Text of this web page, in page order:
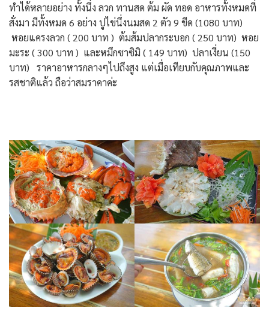
ทำได้หลายอย่าง ทั้งนึ่ง ลวก ทานสด ต้ม ผัด ทอด อาหารทั้งหมดที่
สั่งมา มีทั้งหมด 6 อย่าง ปูไข่นึ่งนมสด 2 ตัว 9 ขีด (1080 บาท)
หอยแครงลวก ( 200 บาท ) ต้มส้มปลากระบอก ( 250 บาท) หอย
มะระ ( 300 บาท ) และหมึกซาซิมิ ( 149 บาท) ปลาเงี่ยน (150
บาท) ราคาอาหารกลางๆไปถึงสูง แต่เมื่อเทียบกับคุณภาพและ
รสชาติแล้ว ถือว่าสมราคาค่ะ